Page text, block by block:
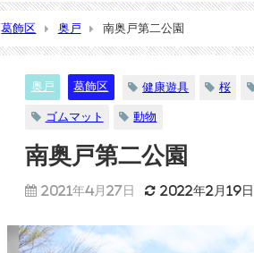
葛飾区 奥戸 南奥戸第二公園
奥戸 葛飾区 健康遊具 桜
ゴムマット 動物
南奥戸第二公園
2021年4月27日 2022年2月19日